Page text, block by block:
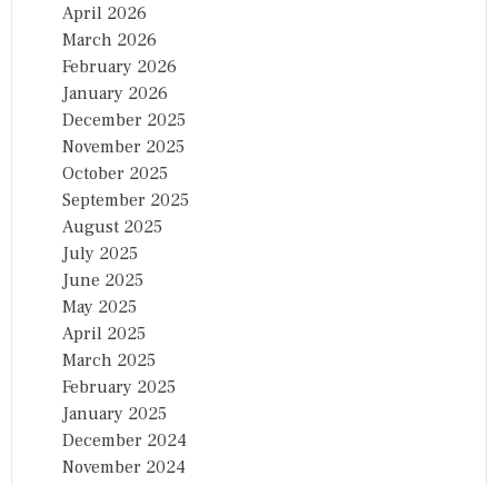
April 2026
March 2026
February 2026
January 2026
December 2025
November 2025
October 2025
September 2025
August 2025
July 2025
June 2025
May 2025
April 2025
March 2025
February 2025
January 2025
December 2024
November 2024